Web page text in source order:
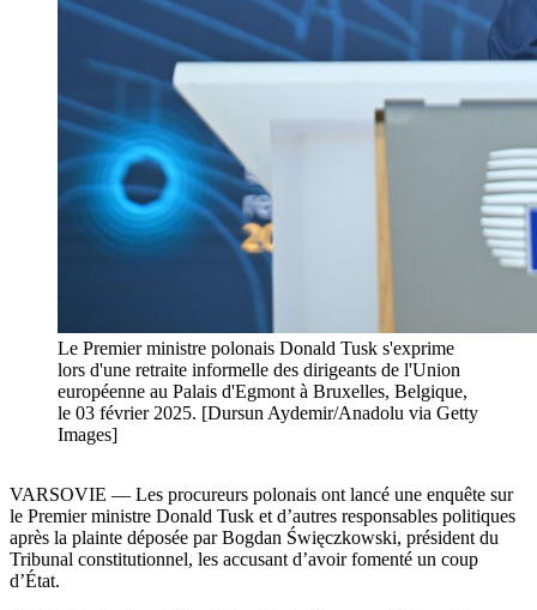
Le Premier ministre polonais Donald Tusk s'exprime
lors d'une retraite informelle des dirigeants de l'Union
européenne au Palais d'Egmont à Bruxelles, Belgique,
le 03 février 2025. [Dursun Aydemir/Anadolu via Getty
Images]
VARSOVIE — Les procureurs polonais ont lancé une enquête sur
le Premier ministre Donald Tusk et d’autres responsables politiques
après la plainte déposée par Bogdan Święczkowski, président du
Tribunal constitutionnel, les accusant d’avoir fomenté un coup
d’État.